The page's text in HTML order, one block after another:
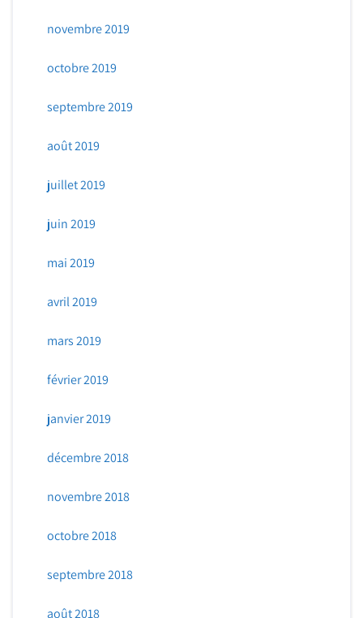
novembre 2019
octobre 2019
septembre 2019
août 2019
juillet 2019
juin 2019
mai 2019
avril 2019
mars 2019
février 2019
janvier 2019
décembre 2018
novembre 2018
octobre 2018
septembre 2018
août 2018